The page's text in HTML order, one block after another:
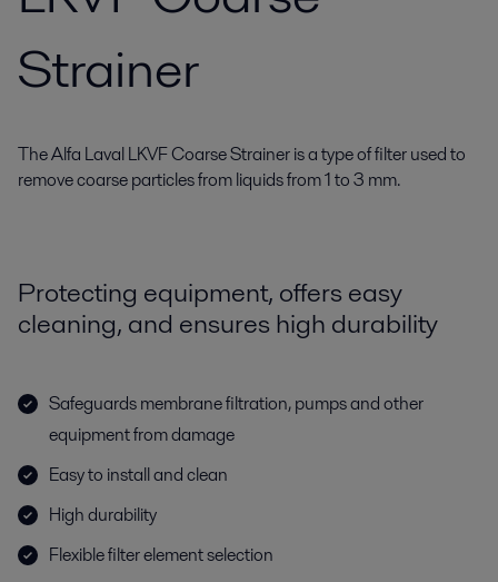
Strainer
The Alfa Laval LKVF Coarse Strainer is a type of filter used to
remove coarse particles from liquids from 1 to 3 mm.
Protecting equipment, offers easy
cleaning, and ensures high durability
Safeguards membrane filtration, pumps and other
equipment from damage
Easy to install and clean
High durability
Flexible filter element selection